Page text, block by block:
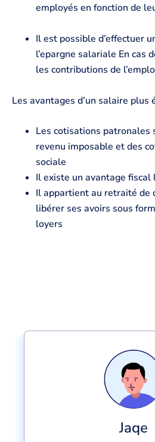
employés en fonction de
Il est possible d’effectuer
l’epargne salariale En cas
les contributions de
Les avantages d’un salaire plus
Les cotisations patronales
revenu imposable et des
sociale
Il existe un avantage fiscal
Il appartient au retraité de
libérer ses avoirs sous
loyers
Jaqe